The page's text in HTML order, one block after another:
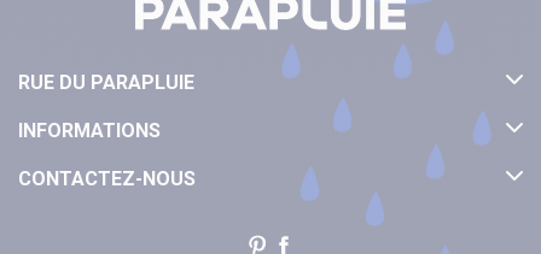
RUE DU PARAPLUIE
INFORMATIONS
CONTACTEZ-NOUS